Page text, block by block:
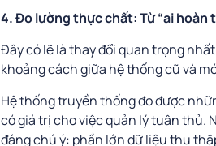
4. Đo lường thực chất: Từ “ai hoàn
Đây có lẽ là thay đổi quan trọng
khoảng cách giữa hệ thống cũ và
Hệ thống truyền thống đo được
có giá trị cho việc quản lý tuân thủ.
đáng chú ý: phần lớn dữ liệu thu